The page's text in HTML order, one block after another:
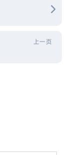
上一页